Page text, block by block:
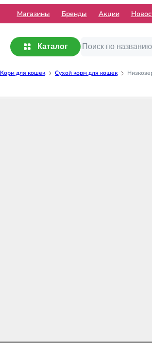
Mагазины Бренды Акции
Каталог
Корм для кошек Сухой корм для кошек